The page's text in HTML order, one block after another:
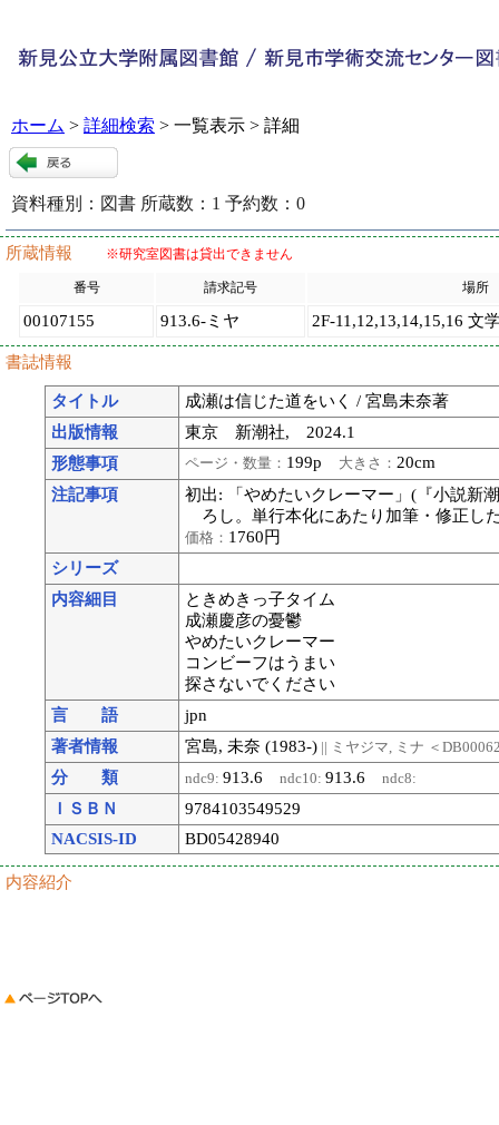
ホーム > 詳細検索 > 一覧表示 > 詳細
資料種別： 図書 所蔵数： 1 予約数： 0
所蔵情報 ※研究室図書は貸出できません
番号 請求記号 場所
00107155 913.6-ミヤ 2F-11,12,13,14,15,16 文
書誌情報
タイトル
成瀬は信じた道をいく / 宮島未奈著
出版情報
東京 新潮社, 2024.1
形態事項
ページ・数量： 199p 大きさ： 20cm
注記事項
初出: 「やめたいクレーマー」(『小説新
ろし。単行本化にあたり加筆・修正し
価格： 1760円
シリーズ
内容細目
ときめきっ子タイム
成瀬慶彦の憂鬱
やめたいクレーマー
コンビーフはうまい
探さないでください
言 語
jpn
著者情報
宮島, 未奈 (1983-) || ミヤジマ, ミナ ＜
分 類 ndc9:913.6ndc10:913.6ndc8:
ＩＳＢＮ
9784103549529
NACSIS-ID
BD05428940
内容紹介